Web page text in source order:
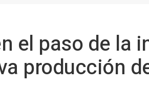
el paso de la
producción